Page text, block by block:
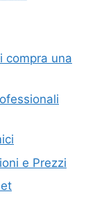
compra una
e Prezzi